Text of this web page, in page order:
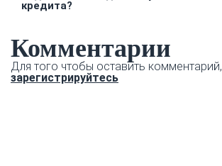
кредита?
Комментарии
Для того чтобы оставить комментарий,
зарегистрируйтесь